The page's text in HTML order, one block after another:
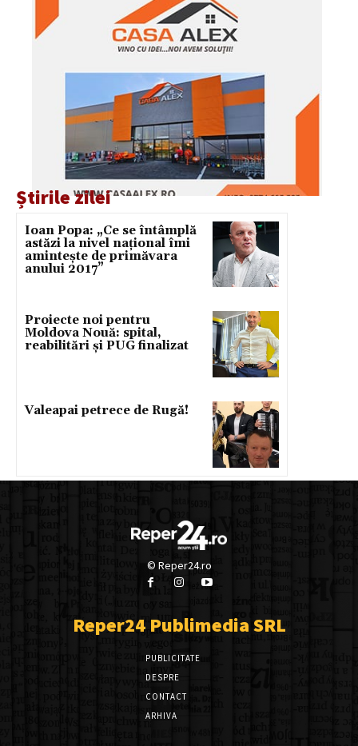
Știrile zilei
Ioan Popa: „Ce se întâmplă
astăzi la nivel național îmi
amintește de primăvara
anului 2017”
Proiecte noi pentru
Moldova Nouă: spital,
reabilitări și PUG finalizat
Valeapai petrece de Rugă!
© Reper24.ro
Reper24 Publimedia SRL
PUBLICITATE
DESPRE
CONTACT
ARHIVA